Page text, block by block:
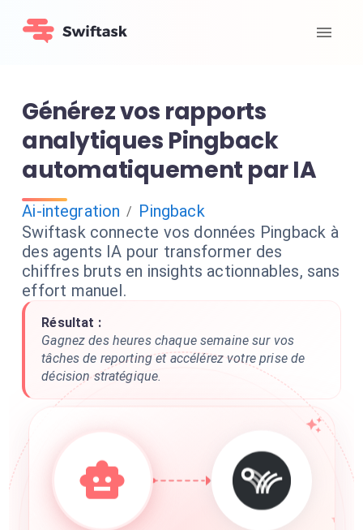
Générez vos rapports
analytiques Pingback
automatiquement par IA
Ai-integration / Pingback
Swiftask connecte vos données Pingback à
des agents IA pour transformer des
chiffres bruts en insights actionnables, sans
effort manuel.
Résultat :
Gagnez des heures chaque semaine sur vos
tâches de reporting et accélérez votre prise de
décision stratégique.